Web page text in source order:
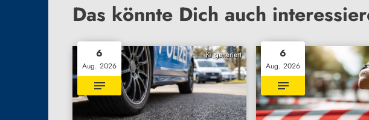
Das könnte Dich auch
KI generiert
6
Aug. 2026
6
Aug. 2026